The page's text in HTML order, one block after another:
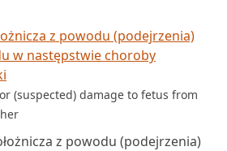
z powodu (podejrzenia)
w następstwie choroby
(suspected) damage to fetus from
z powodu (podejrzenia)